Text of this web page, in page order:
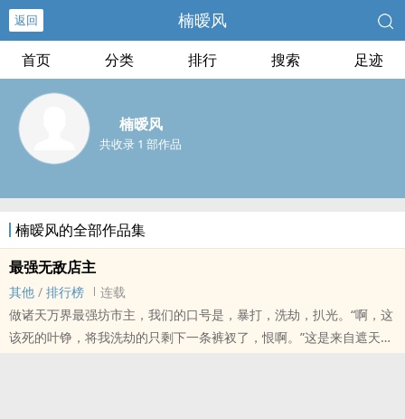
返回 楠暧风
首页 分类 排行 搜索 足迹
楠暧风
共收录 1 部作品
楠暧风的全部作品集
最强无敌店主
其他 / 排行榜
连载
做诸天万界最强坊市主，我们的口号是，暴打，洗劫，扒光。“啊，这
该死的叶铮，将我洗劫的只剩下一条裤衩了，恨啊。”这是来自遮天世